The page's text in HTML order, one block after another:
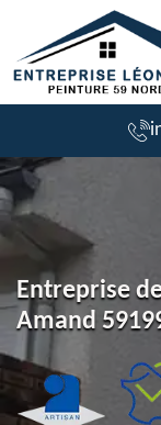
Entreprise
Amand